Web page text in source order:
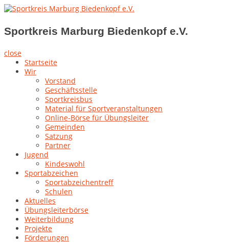
Skip
content
Sportkreis Marburg Biedenkopf e.V.
Sportkreis Marburg Biedenkopf e.V.
close
Startseite
Wir
Vorstand
Geschäftsstelle
Sportkreisbus
Material für Sportveranstaltungen
Online-Börse für Übungsleiter
Gemeinden
Satzung
Partner
Jugend
Kindeswohl
Sportabzeichen
Sportabzeichentreff
Schulen
Aktuelles
Übungsleiterbörse
Weiterbildung
Projekte
Förderungen